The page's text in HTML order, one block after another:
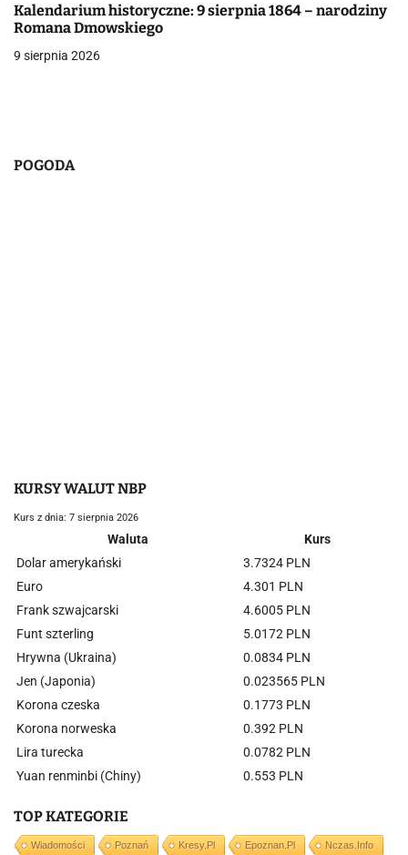
p
i
Kalendarium historyczne: 9 sierpnia 1864 – narodziny
Romana Dmowskiego
9 sierpnia 2026
POGODA
KURSY WALUT NBP
Kurs z dnia: 7 sierpnia 2026
Waluta
Kurs
Dolar amerykański
3.7324 PLN
Euro
4.301 PLN
Frank szwajcarski
4.6005 PLN
Funt szterling
5.0172 PLN
Hrywna (Ukraina)
0.0834 PLN
Jen (Japonia)
0.023565 PLN
Korona czeska
0.1773 PLN
Korona norweska
0.392 PLN
Lira turecka
0.0782 PLN
Yuan renminbi (Chiny)
0.553 PLN
TOP KATEGORIE
Wiadomości Poznań Kresy.pl Epoznan.pl Nczas.info